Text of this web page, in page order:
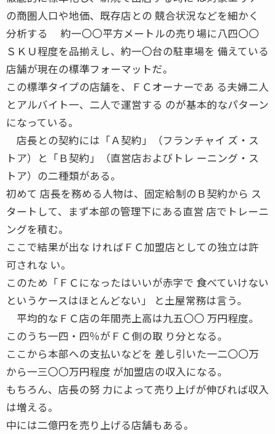
の商圏人口や地価、既存店との 競合状況などを細かく
分析する 約一〇〇平方メートルの売り場に八四〇〇
ＳＫＵ程度を品揃えし、約一〇台の駐車場を 備えている
店舗が現在の標準フォーマットだ。
この標準タイプの店舗を、ＦＣオーナーであ る夫婦二人
とアルバイト一、二人で運営する のが基本的なパターン
になっている。
店長との契約には「Ａ契約」（フランチャイ ズ・ス
トア）と「Ｂ契約」（直営店およびトレ ーニング・ス
トア）の二種類がある。
初めて 店長を務める人物は、固定給制のＢ契約から ス
タートして、まず本部の管理下にある直営 店でトレーニ
ングを積む。
ここで結果が出な ければＦＣ加盟店としての独立は許
可されな い。
このため「ＦＣになったはいいが赤字で 食べていけない
というケースはほとんどない」 と土屋常務は言う。
平均的なＦＣ店の年間売上高は九五〇〇 万円程度。
このうち一四・四％がＦＣ側の取 り分となる。
ここから本部への支払いなどを 差し引いた一二〇〇万
から一三〇〇万円程度 が加盟店の収入になる。
もちろん、店長の努 力によって売り上げが伸びれば収入
は増える。
中には二億円を売り上げる店舗もある。